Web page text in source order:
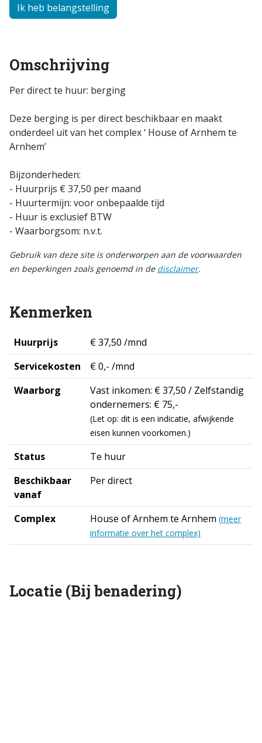
Ik heb belangstelling
Omschrijving
Per direct te huur: berging
Deze berging is per direct beschikbaar en maakt
onderdeel uit van het complex ‘ House of Arnhem te
Arnhem’
Bijzonderheden:
- Huurprijs € 37,50 per maand
- Huurtermijn: voor onbepaalde tijd
- Huur is exclusief BTW
- Waarborgsom: n.v.t.
Gebruik van deze site is onderworpen aan de voorwaarden
en beperkingen zoals genoemd in de disclaimer.
Kenmerken
Huurprijs
€ 37,50 /mnd
Servicekosten
€ 0,- /mnd
Waarborg
Vast inkomen: € 37,50 / Zelfstandig
ondernemers: € 75,-
(Let op: dit is een indicatie, afwijkende
eisen kunnen voorkomen.)
Status
Te huur
Beschikbaar
vanaf
Per direct
Complex House of Arnhem te Arnhem (meer
informatie over het complex)
Locatie (Bij benadering)